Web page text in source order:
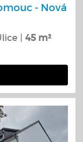
- Nová
| 45 m²